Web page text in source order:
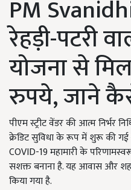
PM
रेहड़ी-पटरी
योजना से
रुपये, जाने
पीएम स्ट्रीट वेंडर की आत्म निर्भर
क्रेडिट सुविधा के रूप में शुरू की गई
COVID-19 महामारी के
सशक्त बनाना है. यह आवास और
किया गया है.